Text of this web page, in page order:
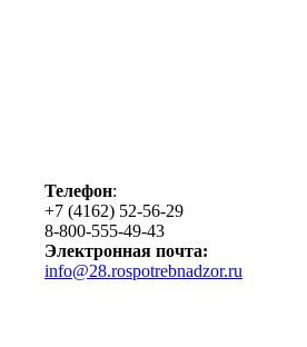
Телефон:
+7 (4162) 52-56-29
8-800-555-49-43
Электронная почта:
info@28.rospotrebnadzor.ru